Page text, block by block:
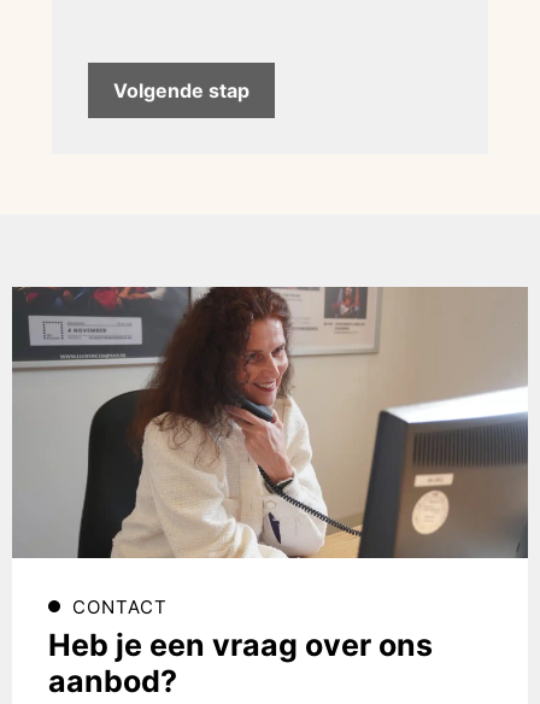
CONTACT
Heb je een vraag over ons
aanbod?